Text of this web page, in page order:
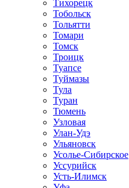
Тихорецк
Тобольск
Тольятти
Томари
Томск
Троицк
Туапсе
Туймазы
Тула
Туран
Тюмень
Узловая
Улан-Удэ
Ульяновск
Усолье-Сибирское
Уссурийск
Усть-Илимск